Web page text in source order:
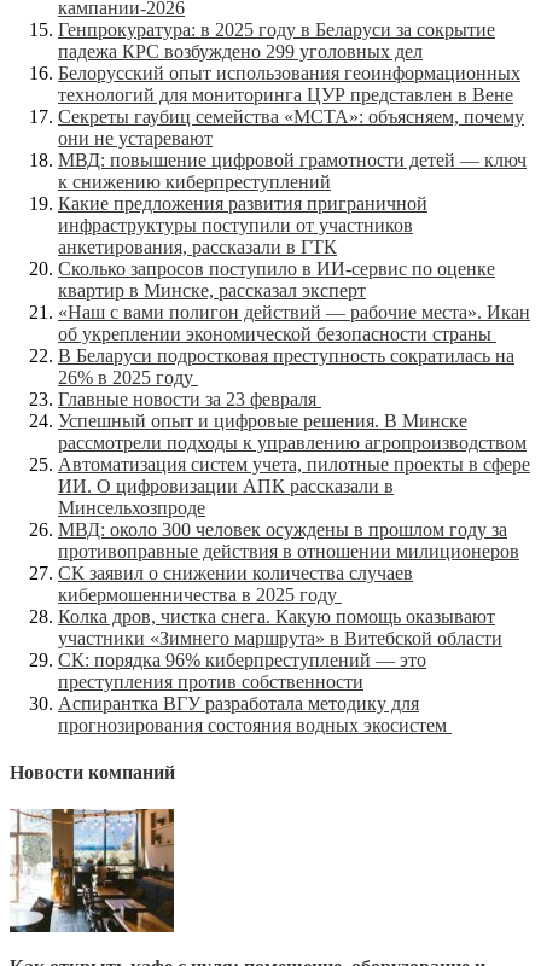
кампании-2026
Генпрокуратура: в 2025 году в Беларуси за сокрытие
падежа КРС возбуждено 299 уголовных дел
Белорусский опыт использования геоинформационных
технологий для мониторинга ЦУР представлен в Вене
Секреты гаубиц семейства «МСТА»: объясняем, почему
они не устаревают
МВД: повышение цифровой грамотности детей — ключ
к снижению киберпреступлений
Какие предложения развития приграничной
инфраструктуры поступили от участников
анкетирования, рассказали в ГТК
Сколько запросов поступило в ИИ-сервис по оценке
квартир в Минске, рассказал эксперт
«Наш с вами полигон действий — рабочие места». Икан
об укреплении экономической безопасности страны
В Беларуси подростковая преступность сократилась на
26% в 2025 году
Главные новости за 23 февраля
Успешный опыт и цифровые решения. В Минске
рассмотрели подходы к управлению агропроизводством
Автоматизация систем учета, пилотные проекты в сфере
ИИ. О цифровизации АПК рассказали в
Минсельхозпроде
МВД: около 300 человек осуждены в прошлом году за
противоправные действия в отношении милиционеров
СК заявил о снижении количества случаев
кибермошенничества в 2025 году
Колка дров, чистка снега. Какую помощь оказывают
участники «Зимнего маршрута» в Витебской области
СК: порядка 96% киберпреступлений — это
преступления против собственности
Аспирантка ВГУ разработала методику для
прогнозирования состояния водных экосистем
Новости компаний